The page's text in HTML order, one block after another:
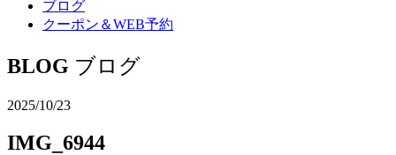
ブログ
クーポン＆WEB予約
BLOG ブログ
2025/10/23
IMG_6944